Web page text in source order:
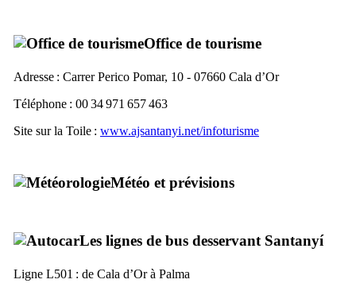
Office de tourisme
Adresse : Carrer Perico Pomar, 10 - 07660 Cala d’Or
Téléphone : 00 34 971 657 463
Site sur la Toile : www.ajsantanyi.net/infoturisme
Météo et prévisions
Les lignes de bus desservant Santanyí
Ligne L501 : de Cala d’Orà Palma